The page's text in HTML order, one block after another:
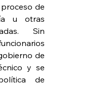
de
u otras
Sin
de
y se
de